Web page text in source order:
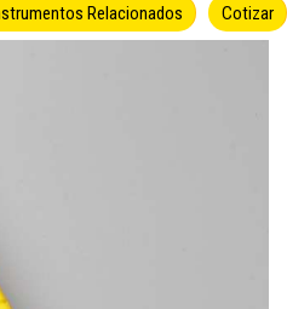
Cotizar
Relacionados